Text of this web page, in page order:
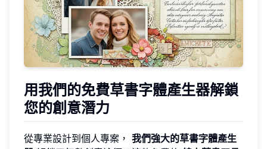
用我們的免費草書字體產生器解鎖
您的創意潛力
從專業設計到個人專案， 我們強大的草書字體產生